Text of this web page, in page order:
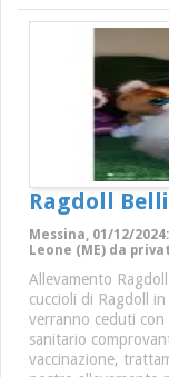
Ragdoll
Messina, 01/12/
Leone (ME) da
Allevamento
cuccioli di Ragdoll
verranno ceduti
sanitario
vaccinazione,